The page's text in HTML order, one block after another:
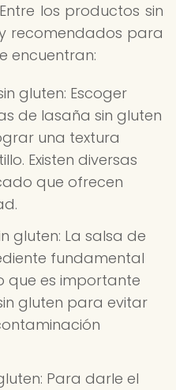
los productos sin
recomendados para
encuentran:
gluten: Escoger
de lasaña sin gluten
una textura
Existen diversas
que ofrecen
gluten: La salsa de
fundamental
que es importante
gluten para evitar
Para darle el